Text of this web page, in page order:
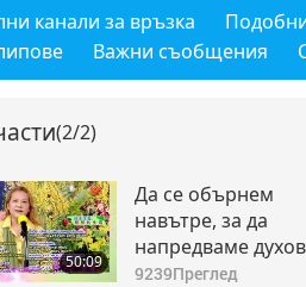
канали за връзка
Важни съобщения
(2/2)
50:09
Да се обърнем
навътре, за да
напредваме
- част 1 от 2
9239Преглед